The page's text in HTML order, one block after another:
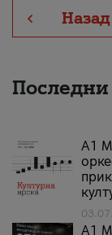
Назад
А1
A1